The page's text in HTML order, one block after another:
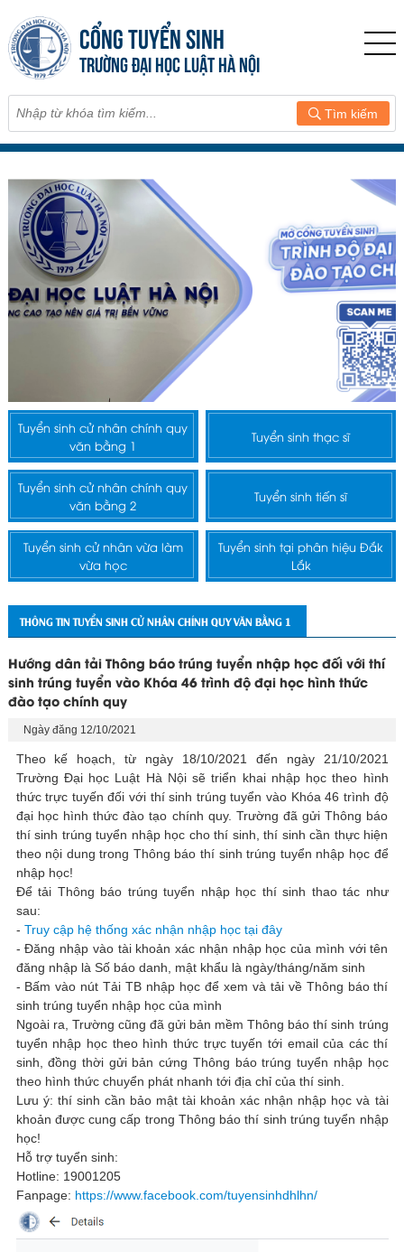
CỔNG TUYỂN SINH
TRƯỜNG ĐẠI HỌC LUẬT HÀ NỘI
Tìm kiếm
Tuyển sinh cử nhân chính quy
văn bằng 1
Tuyển sinh thạc sĩ
Tuyển sinh cử nhân chính quy
văn bằng 2
Tuyển sinh tiến sĩ
Tuyển sinh cử nhân vừa làm
vừa học
Tuyển sinh tại phân hiệu Đắk
Lắk
THÔNG TIN TUYỂN SINH CỬ NHÂN CHÍNH QUY VĂN BẰNG 1
Hướng dân tải Thông báo trúng tuyển nhập học đối với thí
sinh trúng tuyển vào Khóa 46 trình độ đại học hình thức
đào tạo chính quy
Ngày đăng 12/10/2021
Theo kế hoạch, từ ngày 18/10/2021 đến ngày 21/10/2021
Trường Đại học Luật Hà Nội sẽ triển khai nhập học theo hình
thức trực tuyến đối với thí sinh trúng tuyển vào Khóa 46 trình độ
đại học hình thức đào tạo chính quy. Trường đã gửi Thông báo
thí sinh trúng tuyển nhập học cho thí sinh, thí sinh cần thực hiện
theo nội dung trong Thông báo thí sinh trúng tuyển nhập học để
nhập học!
Để tải Thông báo trúng tuyển nhập học thí sinh thao tác như
sau:
- Truy cập hệ thống xác nhận nhập học tại đây
- Đăng nhập vào tài khoản xác nhận nhập học của mình với tên
đăng nhập là Số báo danh, mật khẩu là ngày/tháng/năm sinh
- Bấm vào nút Tải TB nhập học để xem và tải về Thông báo thí
sinh trúng tuyển nhập học của mình
Ngoài ra, Trường cũng đã gửi bản mềm Thông báo thí sinh trúng
tuyển nhập học theo hình thức trực tuyến tới email của các thí
sinh, đồng thời gửi bản cứng Thông báo trúng tuyển nhập học
theo hình thức chuyển phát nhanh tới địa chỉ của thí sinh.
Lưu ý: thí sinh cần bảo mật tài khoản xác nhận nhập học và tài
khoản được cung cấp trong Thông báo thí sinh trúng tuyển nhập
học!
Hỗ trợ tuyển sinh:
Hotline: 19001205
Fanpage: https://www.facebook.com/tuyensinhdhlhn/